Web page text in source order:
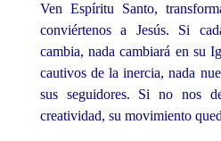
Ven Espíritu Santo,
conviértenos a Jesús. Si
cambia, nada cambiará en su
cautivos de la inercia, nada
sus seguidores. Si no nos
creatividad, su movimiento